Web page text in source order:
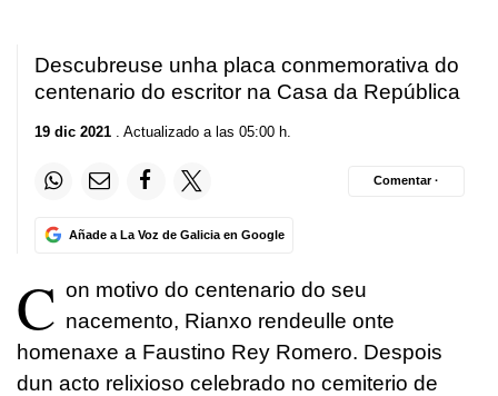
Descubreuse unha placa conmemorativa do
centenario do escritor na Casa da República
19 dic 2021 . Actualizado a las 05:00 h.
Añade a La Voz de Galicia en Google
Comentar ·
C on motivo do centenario do seu
nacemento, Rianxo rendeulle onte
homenaxe a Faustino Rey Romero. Despois
dun acto relixioso celebrado no cemiterio de